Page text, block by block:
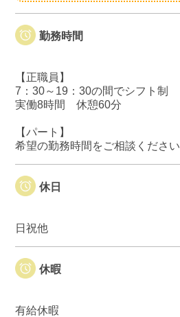
勤務時間
【正職員】
7：30～19：30の間でシフト制
実働8時間 休憩60分
【パート】
希望の勤務時間をご相談ください
休日
日祝他
休暇
有給休暇